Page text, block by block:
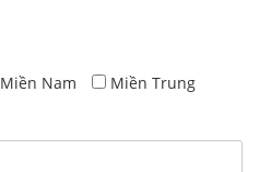
Miền Nam Miền Trung